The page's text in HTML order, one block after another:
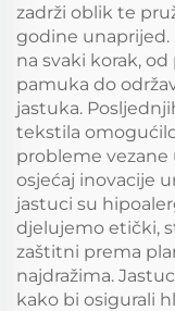
zadrži oblik te
godine unaprijed.
na svaki korak,
pamuka do
jastuka.
tekstila
probleme vezane
osjećaj inovacije
jastuci su
djelujemo etički,
zaštitni prema
najdražima.
kako bi osigurali